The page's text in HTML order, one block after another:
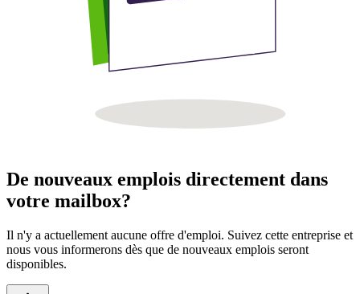
De nouveaux emplois directement dans
votre mailbox?
Il n'y a actuellement aucune offre d'emploi. Suivez cette entreprise et
nous vous informerons dès que de nouveaux emplois seront
disponibles.